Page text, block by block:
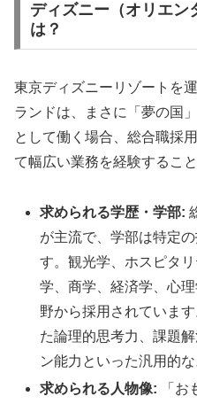
ディズニー（オリエン
は？
東京ディズニーリゾートを
ランドは、まさに「夢の国
として働く場合、総合職採
て幅広い業務を経験するこ
求められる学歴・学部:
が主流で、学部は特定
す。観光学、ホスピタ
学、商学、経済学、心
野から採用されていま
た論理的思考力、課題
ン能力といった汎用的な
求められる人物像: 「お